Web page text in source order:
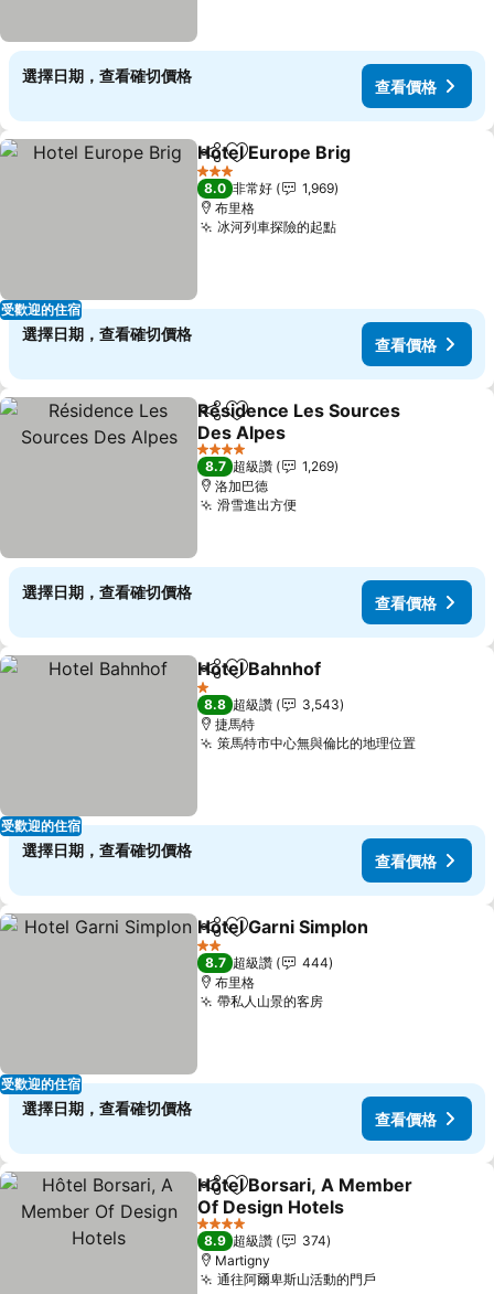
選擇日期，查看確切價格
查看價格
受歡迎的住宿
分享 加入我的最愛
Hotel Europe Brig
3 星級
8.0 非常好
1,969
布里格
冰河列車探險的起點
選擇日期，查看確切價格
查看價格
分享 加入我的最愛
Résidence Les Sources
Des Alpes
4 星級
8.7 超級讚
1,269
洛加巴德
滑雪進出方便
選擇日期，查看確切價格
查看價格
受歡迎的住宿
分享 加入我的最愛
Hotel Bahnhof
1 星級
8.8 超級讚
3,543
捷馬特
策馬特市中心無與倫比的地理位置
選擇日期，查看確切價格
查看價格
受歡迎的住宿
分享 加入我的最愛
Hotel Garni Simplon
2 星級
8.7 超級讚
444
布里格
帶私人山景的客房
選擇日期，查看確切價格
查看價格
分享 加入我的最愛
Hôtel Borsari, A Member
Of Design Hotels
4 星級
8.9 超級讚
374
Martigny
通往阿爾卑斯山活動的門戶